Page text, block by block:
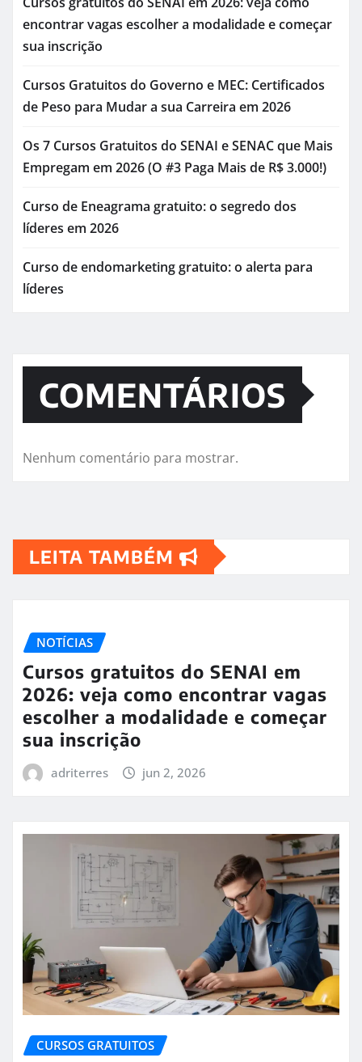
encontrar vagas escolher a modalidade e começar
sua inscrição
Cursos Gratuitos do Governo e MEC: Certificados
de Peso para Mudar a sua Carreira em 2026
Os 7 Cursos Gratuitos do SENAI e SENAC que Mais
Empregam em 2026 (O #3 Paga Mais de R$ 3.000!)
Curso de Eneagrama gratuito: o segredo dos
líderes em 2026
Curso de endomarketing gratuito: o alerta para
líderes
COMENTÁRIOS
Nenhum comentário para mostrar.
LEITA TAMBÉM
NOTÍCIAS
Cursos gratuitos do SENAI em
2026: veja como encontrar vagas
escolher a modalidade e começar
sua inscrição
adriterres jun 2, 2026
CURSOS GRATUITOS